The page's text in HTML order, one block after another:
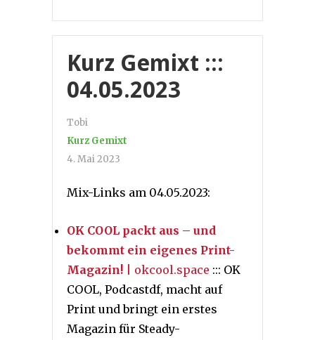
Kurz Gemixt :::
04.05.2023
Tobi
Kurz Gemixt
4. Mai 2023
Mix-Links am 04.05.2023:
OK COOL packt aus – und
bekommt ein eigenes Print-
Magazin! | okcool.space ::: OK
COOL, Podcastdf, macht auf
Print und bringt ein erstes
Magazin für Steady-